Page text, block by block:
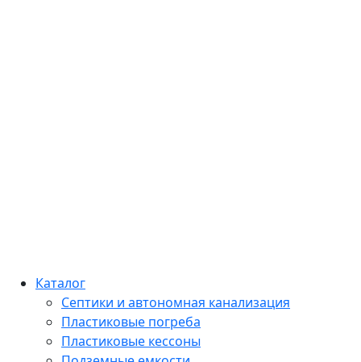
Каталог
Септики и автономная канализация
Пластиковые погреба
Пластиковые кессоны